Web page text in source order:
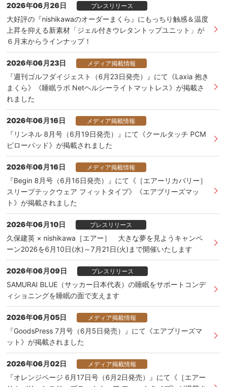
2026年06月26日 プレスリリース
大好評の『nishikawaのオーダーまくら』にもっちり触感＆温度
上昇を抑える新素材「ジェル付きウレタントップユニット」が
６月末からラインナップ！
2026年06月23日 メディア掲載情報
『週刊ゴルフダイジェスト（6月23日発売）』にて《Laxia 抱き
まくら》《睡眠ラボ Netヘルシーライトマットレス》が掲載さ
れました
2026年06月16日 メディア掲載情報
『リンネル 8月号（6月19日発売）』にて《クールタッチ PCM
ピローパッド》が掲載されました
2026年06月16日 メディア掲載情報
『Begin 8月号（6月16日発売）』にて《［エアーリカバリー］
スリープテックウェア フィットタイプ》《エアブリーズマッ
ト》が掲載されました
2026年06月10日 プレスリリース
久保建英 × nishikawa［エアー］ 大きな夢を見ようキャンペ
ーン2026を6月10日(水)～7月21日(火)まで開催いたします
2026年06月09日 プレスリリース
SAMURAI BLUE（サッカー日本代表）の睡眠をサポートコンデ
ィショニングを睡眠の面で支えます
2026年06月05日 メディア掲載情報
『GoodsPress 7月号（6月5日発売）』にて《エアブリーズマ
ット》が掲載されました
2026年06月02日 メディア掲載情報
『オレンジページ 6月17日号（6月2日発売）』にて《［エアー